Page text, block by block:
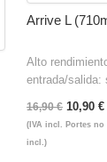
Arrive L
Alto
entrada/salida:
16,90 € 10,90 €
(IVA incl. Portes no
incl.)